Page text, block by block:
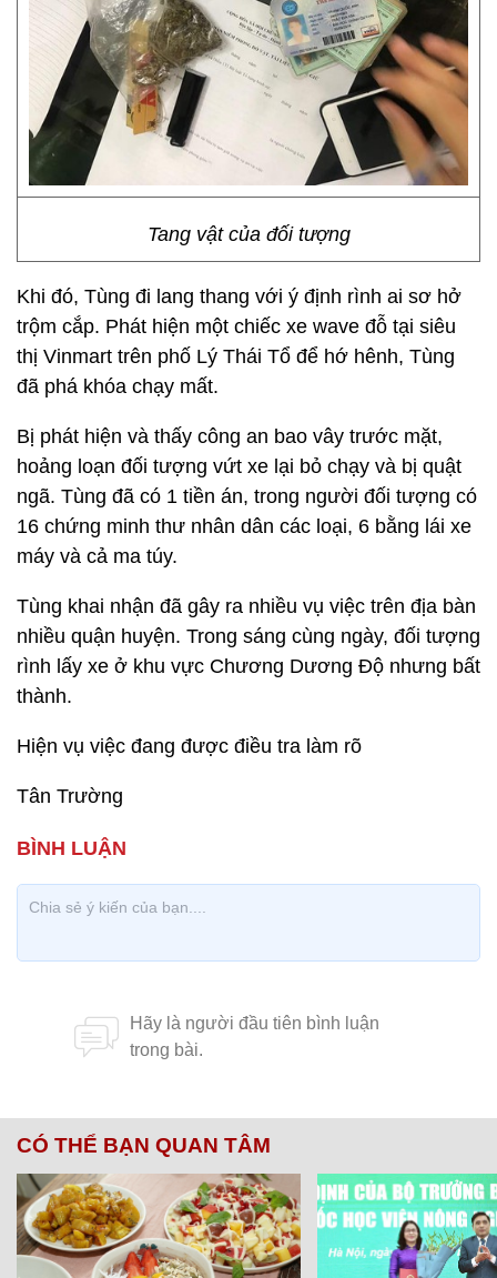
Tang vật của đối tượng
Khi đó, Tùng đi lang thang với ý định rình ai sơ hở
trộm cắp. Phát hiện một chiếc xe wave đỗ tại siêu
thị Vinmart trên phố Lý Thái Tổ để hớ hênh, Tùng
đã phá khóa chạy mất.
Bị phát hiện và thấy công an bao vây trước mặt,
hoảng loạn đối tượng vứt xe lại bỏ chạy và bị quật
ngã. Tùng đã có 1 tiền án, trong người đối tượng có
16 chứng minh thư nhân dân các loại, 6 bằng lái xe
máy và cả ma túy.
Tùng khai nhận đã gây ra nhiều vụ việc trên địa bàn
nhiều quận huyện. Trong sáng cùng ngày, đối tượng
rình lấy xe ở khu vực Chương Dương Độ nhưng bất
thành.
Hiện vụ việc đang được điều tra làm rõ
Tân Trường
CÓ THỂ BẠN QUAN TÂM